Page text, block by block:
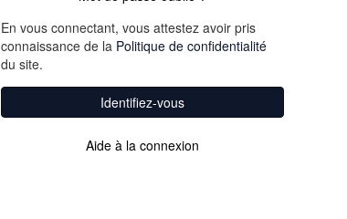
En vous connectant, vous attestez avoir pris
connaissance de la Politique de confidentialité
du site.
Identifiez-vous
Aide à la connexion